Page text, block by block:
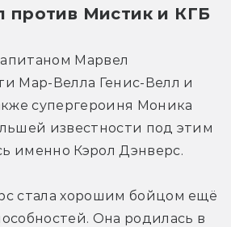
против Мистик и КГБ
Марвел
Мар-Велла Генис-Велл и
супергероиня Моника
известности под этим
именно Кэрол Дэнверс.
стала хорошим бойцом ещё
Она родилась в